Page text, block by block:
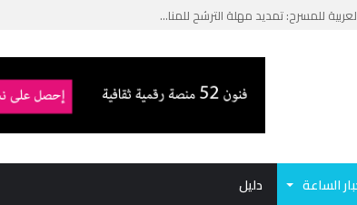
الفنان رامي عياش ضمن مهرجان بنزرت ال...
لعبد الحميد بوشناق في ...
الساعة دليل